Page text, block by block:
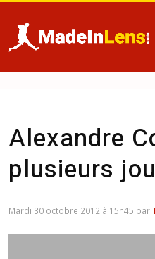
Alexandre
plusieurs
Mardi 30 octobre 2012 à 15h45 par